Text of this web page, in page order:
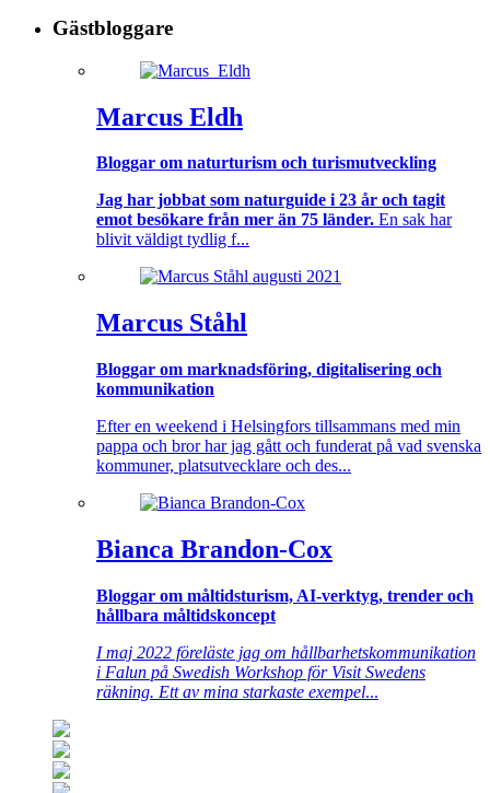
Gästbloggare
Marcus Eldh
Bloggar om naturturism och turismutveckling
Jag har jobbat som naturguide i 23 år och tagit
emot besökare från mer än 75 länder. En sak har
blivit väldigt tydlig f...
Marcus Ståhl
Bloggar om marknadsföring, digitalisering och
kommunikation
Efter en weekend i Helsingfors tillsammans med min
pappa och bror har jag gått och funderat på vad svenska
kommuner, platsutvecklare och des...
Bianca Brandon-Cox
Bloggar om måltidsturism, AI-verktyg, trender och
hållbara måltidskoncept
I maj 2022 föreläste jag om hållbarhetskommunikation
i Falun på Swedish Workshop för Visit Swedens
räkning. Ett av mina starkaste exempel...